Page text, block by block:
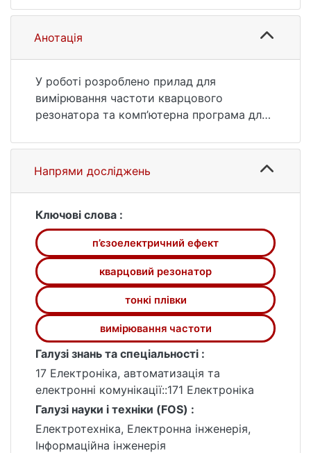
Електроніка / наук. кер. С. О. Колєнов.
Київ, 2024. 38 с. URL:
https://ir.library.knu.ua/handle/15071834/4221
Анотація
У роботі розроблено прилад для
вимірювання частоти кварцового
резонатора та комп’ютерна програма для
Отримані результати можуть бути
використані для контролю вирощування
тонких плівок з метою створення
а також застосовуватись у інших галузях,
таких як біології та хімії.
Напрями досліджень
Ключові слова :
п’єзоелектричний ефект
кварцовий резонатор
тонкі плівки
вимірювання частоти
Галузі знань та спеціальності :
17 Електроніка, автоматизація та
електронні комунікації::171 Електроніка
Галузі науки і техніки (FOS) :
Електротехніка, Електронна інженерія,
Інформаційна інженерія